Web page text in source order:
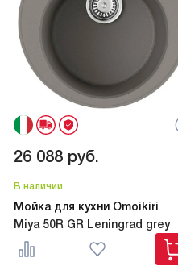
В наличии
Мойка для кухни Omoikiri
Miya 50R GR Leningrad grey
26 088 руб.